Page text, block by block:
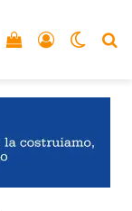
Accedi
Vedi il carrello